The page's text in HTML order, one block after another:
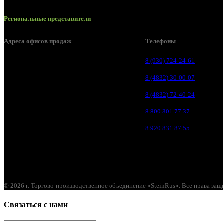
Региональные представители
Адреса офисов продаж Телефоны
8 (930) 724-24-61
8 (4832) 30-00-07
8 (4832) 72-40-24
8 800 301 77 37
8 920 831 87 55
© 2026 г. Торгово-производственное объединение «SteinRus». Все права
Связаться с нами